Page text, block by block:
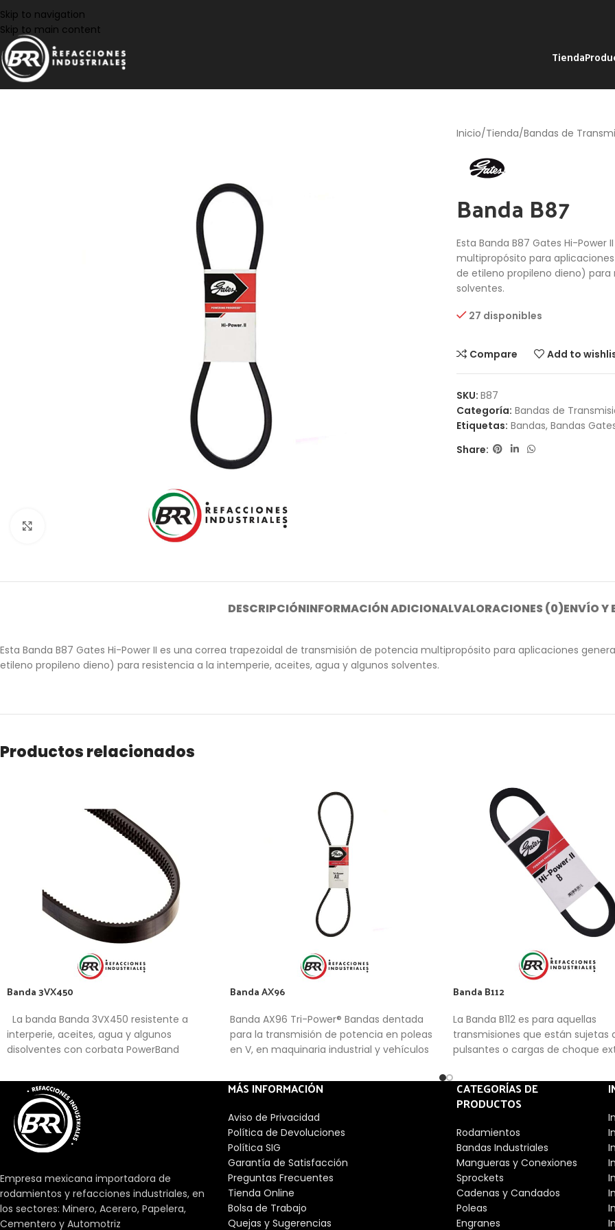
Skip to navigation
Skip to main content
Tienda
Inicio Tienda Bandas de
Banda B87
Esta Banda B87 Gates Hi-
multipropósito para
de etileno propileno dieno)
solventes.
27 disponibles
Compare Add to
SKU: B87
Categoría: Bandas de
Etiquetas: Bandas, Bandas
Share:
DESCRIPCIÓNINFORMACIÓN ADICIONALVALORACIONES (0)ENVÍO Y
Esta Banda B87 Gates Hi-Power II es una correa trapezoidal de transmisión de potencia multipropósito para aplicaciones
etileno propileno dieno) para resistencia a la intemperie, aceites, agua y algunos solventes.
Productos relacionados
Banda 3VX450
La banda Banda 3VX450 resistente a
interperie, aceites, agua y algunos
disolventes con corbata PowerBand
Banda AX96
Banda AX96 Tri-Power® Bandas dentada
para la transmisión de potencia en poleas
en V, en maquinaria industrial y vehículos
de las tradicionales bandas Hi-Power con
las de las bandas dentadas.
Banda B112
La Banda B112 es para aquellas
transmisiones que están sujetas
pulsantes o cargas de choque
Empresa mexicana importadora de
rodamientos y refacciones industriales, en
los sectores: Minero, Acerero, Papelera,
Cementero y Automotriz
MÁS INFORMACIÓN
Aviso de Privacidad
Política de Devoluciones
Política SIG
Garantía de Satisfacción
Preguntas Frecuentes
Tienda Online
Bolsa de Trabajo
Quejas y Sugerencias
CATEGORÍAS DE
PRODUCTOS
Rodamientos
Bandas Industriales
Mangueras y Conexiones
Sprockets
Cadenas y Candados
Poleas
Engranes